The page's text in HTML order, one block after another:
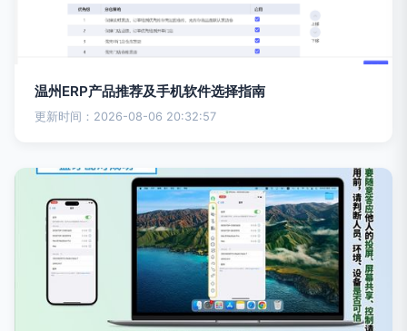
温州ERP产品推荐及手机软件选择指南
更新时间：2026-08-06 20:32:57